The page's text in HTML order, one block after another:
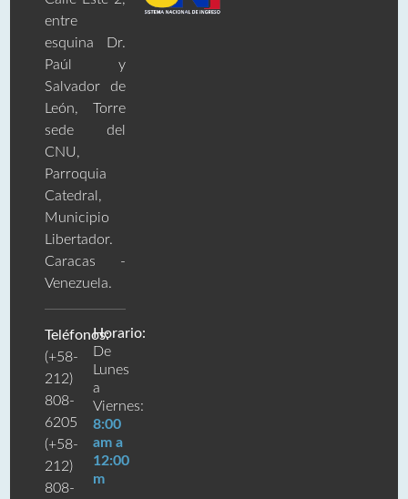
entre
esquina Dr.
Paúl y
Salvador de
León, Torre
sede del
CNU,
Parroquia
Catedral,
Municipio
Libertador.
Caracas -
Venezuela.
Teléfonos:
(+58-
212)
808-
6205
(+58-
212)
808-
Horario:
De
Lunes
a
Viernes:
8:00
am a
12:00
m